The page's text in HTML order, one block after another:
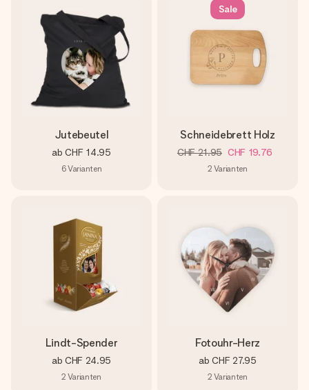
Jutebeutel
ab CHF 14.95
6Varianten
Sale
Schneidebrett Holz
CHF 21.95 CHF 19.76
2 Varianten
Lindt-Spender
ab CHF 24.95
2 Varianten
Fotouhr-Herz
ab CHF 27.95
2 Varianten